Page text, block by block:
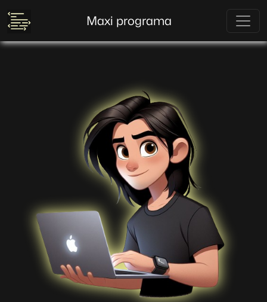
Maxi programa